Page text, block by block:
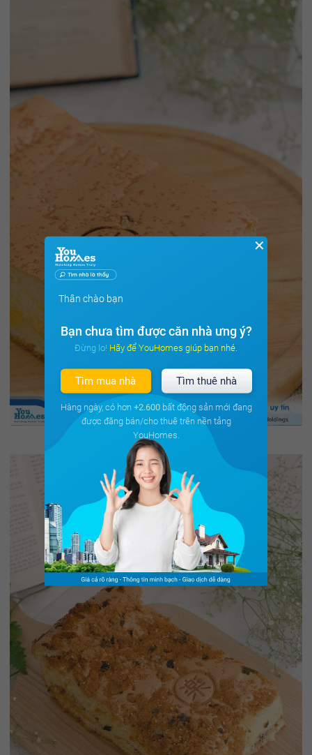
✕
Thân chào bạn
Bạn chưa tìm được căn nhà ưng ý?
Đừng lo! Hãy để YouHomes giúp bạn nhé.
Tìm mua nhà Tìm thuê nhà
Hàng ngày, có hơn +2.600bất động sản mới đang
được đăng bán/cho thuê trên nền tảng
YouHomes.